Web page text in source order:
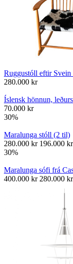
Ruggustóll eftir
280.000 kr
Íslensk hönnun,
70.000 kr
30%
Maralunga stóll (2 til)
280.000 kr 196.000 kr
30%
Maralunga sófi frá
400.000 kr 280.000 kr